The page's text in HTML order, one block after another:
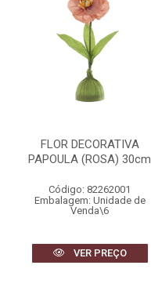
FLOR DECORATIVA
PAPOULA (ROSA) 30cm
Código: 82262001
Embalagem: Unidade de
Venda\6
VER PREÇO